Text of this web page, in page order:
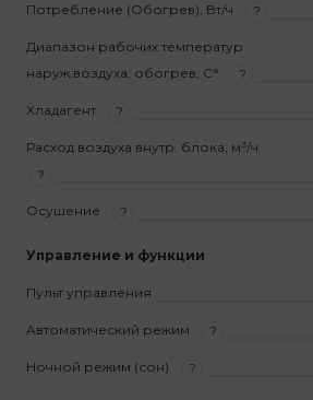
Потребление (Обогрев), Вт/ч ?
Диапазон рабочих температур
наруж.воздуха, обогрев, С°
?
Хладагент ?
Расход воздуха внутр. блока, м³/ч
?
Осушение ?
Управление и функции
Пульт управления
Автоматический режим ?
Ночной режим (сон) ?